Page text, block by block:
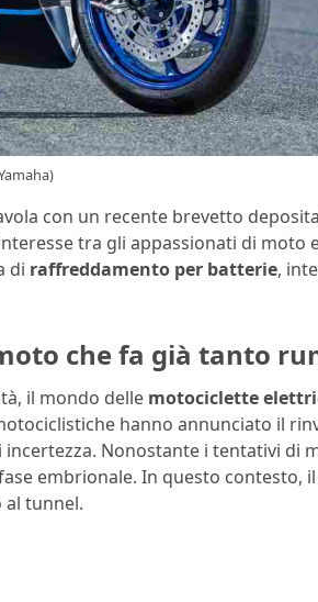
con un recente brevetto
tra gli appassionati di moto
di raffreddamento per batterie,
che fa già tanto
il mondo delle motociclette
hanno annunciato il
Nonostante i tentativi di
embrionale. In questo contesto,
al tunnel.